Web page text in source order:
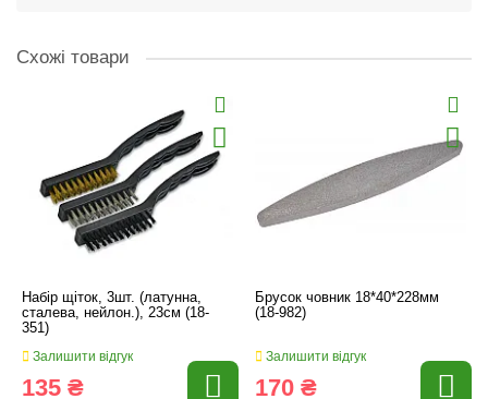
Схожі товари
Набір щіток, 3шт. (латунна,
сталева, нейлон.), 23см (18-
351)
Залишити відгук
135 ₴
Брусок човник 18*40*228мм
(18-982)
Залишити відгук
170 ₴